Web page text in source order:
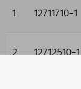
1 12711710-1
2 12712510-1